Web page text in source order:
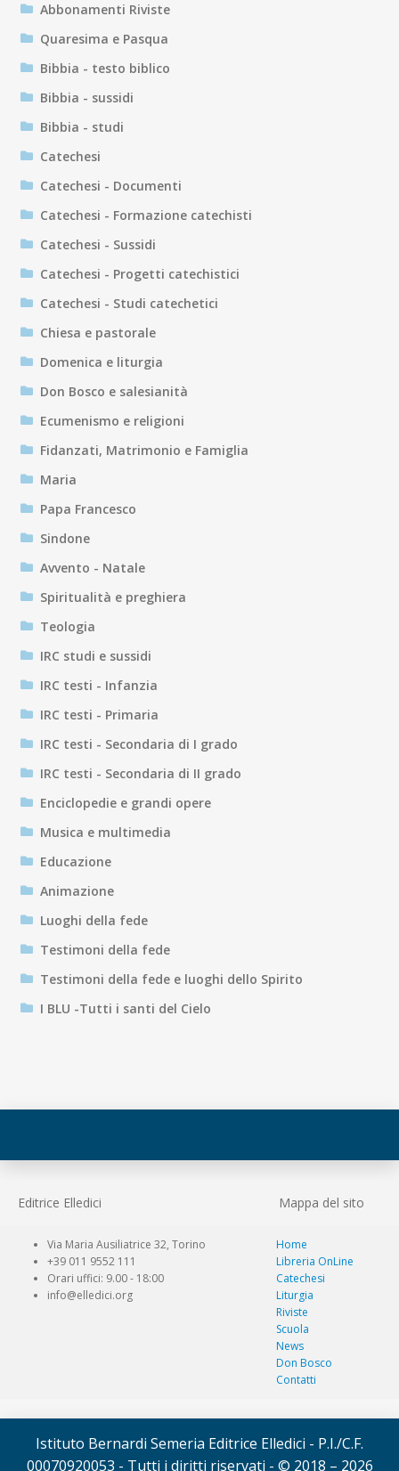
Abbonamenti Riviste
Quaresima e Pasqua
Bibbia - testo biblico
Bibbia - sussidi
Bibbia - studi
Catechesi
Catechesi - Documenti
Catechesi - Formazione catechisti
Catechesi - Sussidi
Catechesi - Progetti catechistici
Catechesi - Studi catechetici
Chiesa e pastorale
Domenica e liturgia
Don Bosco e salesianità
Ecumenismo e religioni
Fidanzati, Matrimonio e Famiglia
Maria
Papa Francesco
Sindone
Avvento - Natale
Spiritualità e preghiera
Teologia
IRC studi e sussidi
IRC testi - Infanzia
IRC testi - Primaria
IRC testi - Secondaria di I grado
IRC testi - Secondaria di II grado
Enciclopedie e grandi opere
Musica e multimedia
Educazione
Animazione
Luoghi della fede
Testimoni della fede
Testimoni della fede e luoghi dello Spirito
I BLU -Tutti i santi del Cielo
Editrice Elledici Mappa del sito
Via Maria Ausiliatrice 32, Torino
+39 011 9552 111
Orari uffici: 9.00 - 18:00
info@elledici.org
Home
Libreria OnLine
Catechesi
Liturgia
Riviste
Scuola
News
Don Bosco
Contatti
Istituto Bernardi Semeria Editrice Elledici - P.I./C.F.
00070920053 - Tutti i diritti riservati - © 2018 – 2026